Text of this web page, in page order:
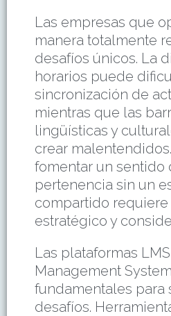
Las empresas que
manera totalmente
desafíos únicos. La
horarios puede
sincronización de
mientras que las
lingüísticas y
crear
fomentar un sentido
pertenencia sin un
compartido
estratégico y
Las plataformas
Management
fundamentales para
desafíos.